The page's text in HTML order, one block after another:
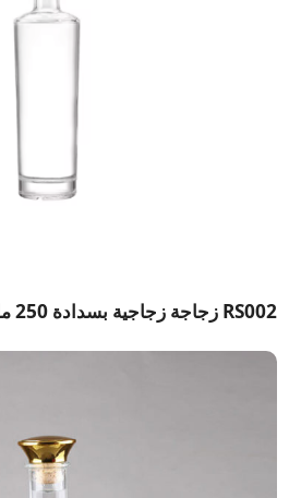
RS002 زجاجة زجاجية بسدادة 250 مل بالجملة 250 مل